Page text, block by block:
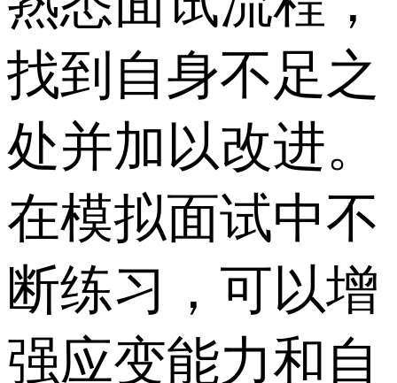
找到自身不足之
处并加以改进。
在模拟面试中不
断练习，可以增
强应变能力和自